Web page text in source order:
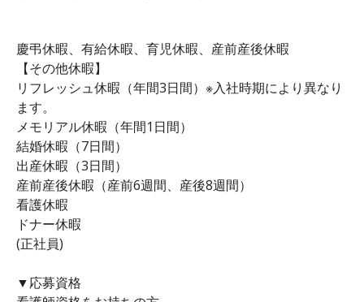
慶弔休暇、有給休暇、育児休暇、産前産後休暇
【その他休暇】
リフレッシュ休暇（年間3日間）※入社時期により異なり
ます。
メモリアル休暇（年間1日間）
結婚休暇（7日間）
出産休暇（3日間）
産前産後休暇（産前6週間、産後8週間）
看護休暇
ドナー休暇
(正社員)
▼応募資格